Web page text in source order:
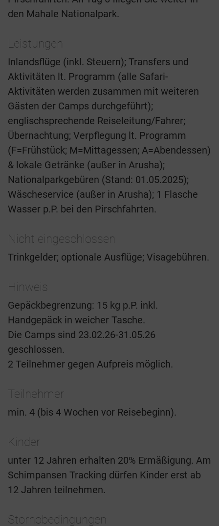
den Mahale Nationalpark.
Leistungen
Inlandsflüge (inkl. Steuern); Transfers und
Aktivitäten lt. Programm (alle Safari-
Aktivitäten werden zusammen mit weiteren
Gästen der Camps durchgeführt);
englischsprechende Reiseleitung/Fahrer;
Übernachtung; Verpflegung lt. Programm
(F=Frühstück; M=Mittagessen; A=Abendessen)
& lokale Getränke (außer in Arusha);
Nationalparkgebüren (Stand: 01.05.2025);
Wäscheservice (außer in Arusha); 1 Flasche
Wasser p.P. bei den Pirschfahrten.
Nicht eingeschlossen
Trinkgelder; optionale Ausflüge; Visagebühren.
Hinweis
Gepäckbegrenzung: 15 kg p.P. inkl.
Handgepäck in weicher Tasche.
Die Camps sind 23.02.26-31.05.26
geschlossen.
2 Teilnehmer gegen Aufpreis möglich.
Teilnehmer
min. 4 (bis 4 Wochen vor Reisebeginn).
Kinder
unter 12 Jahren erhalten 20% Ermäßigung. Am
Schimpansen Tracking dürfen Kinder erst ab
12 Jahren teilnehmen.
Stornobedingungen